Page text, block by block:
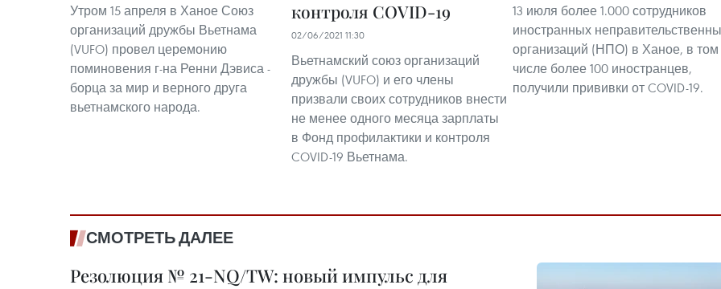
Утром 15 апреля в Ханое Союз
организаций дружбы Вьетнама
(VUFO) провел церемонию
поминовения г-на Ренни Дэвиса -
борца за мир и верного друга
вьетнамского народа.
контроля COVID-19
02/06/2021 11:30
Вьетнамский союз организаций
дружбы (VUFO) и его члены
призвали своих сотрудников внести
не менее одного месяца зарплаты
в Фонд профилактики и контроля
COVID-19 Вьетнама.
13 июля более 1.000 сотрудников
иностранных
организаций (НПО) в Ханое, в том
числе более 100 иностранцев,
получили прививки от COVID-19.
СМОТРЕТЬ ДАЛЕЕ
Резолюция № 21-NQ/TW: новый импульс для